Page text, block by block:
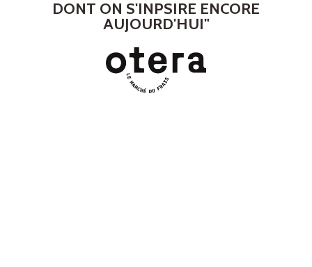
DONT ON S'INPSIRE ENCORE
AUJOURD'HUI"